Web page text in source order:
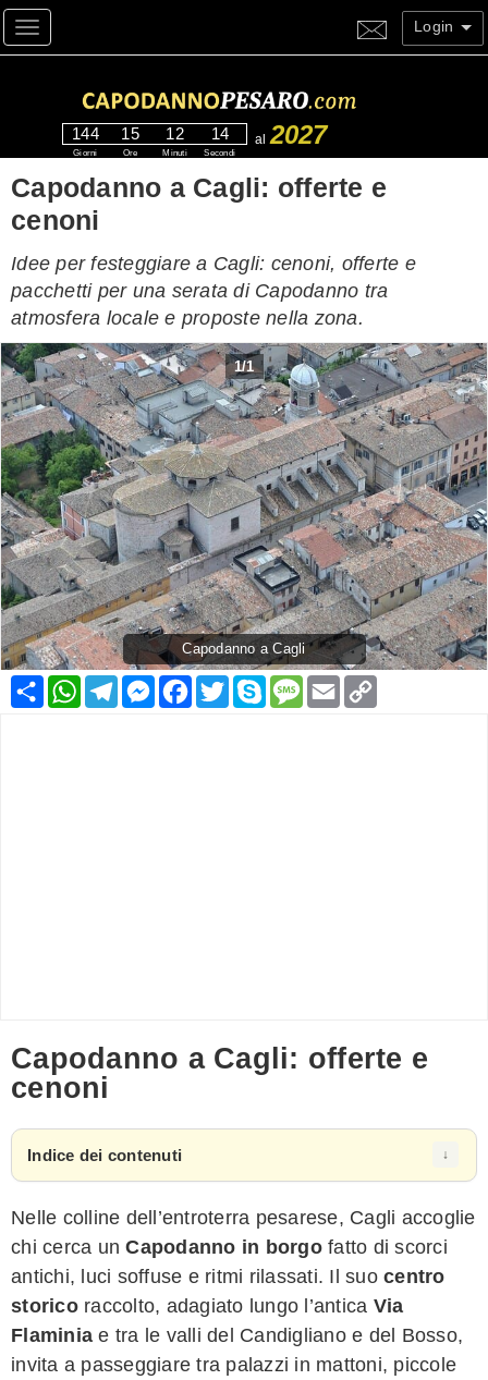
Toggle navigation Login
144
Giorni
15
Ore
12
Minuti
13
Secondi
al 2027
Capodanno a Cagli: offerte e
cenoni
Idee per festeggiare a Cagli: cenoni, offerte e
pacchetti per una serata di Capodanno tra
atmosfera locale e proposte nella zona.
1/1
Capodanno a Cagli
Condividi
WhatsApp
Telegram
Messenger
Facebook
TwitterSkypeMessage
Email
Capodanno a Cagli: offerte e
cenoni
Indice dei contenuti
Nelle colline dell’entroterra pesarese, Cagli accoglie
chi cerca unCapodanno in borgofatto di scorci
antichi, luci soffuse e ritmi rilassati. Il suo centro
storicoraccolto, adagiato lungo l’antica Via
Flaminia e tra le valli del Candigliano e del Bosso,
invita a passeggiare tra palazzi in mattoni, piccole